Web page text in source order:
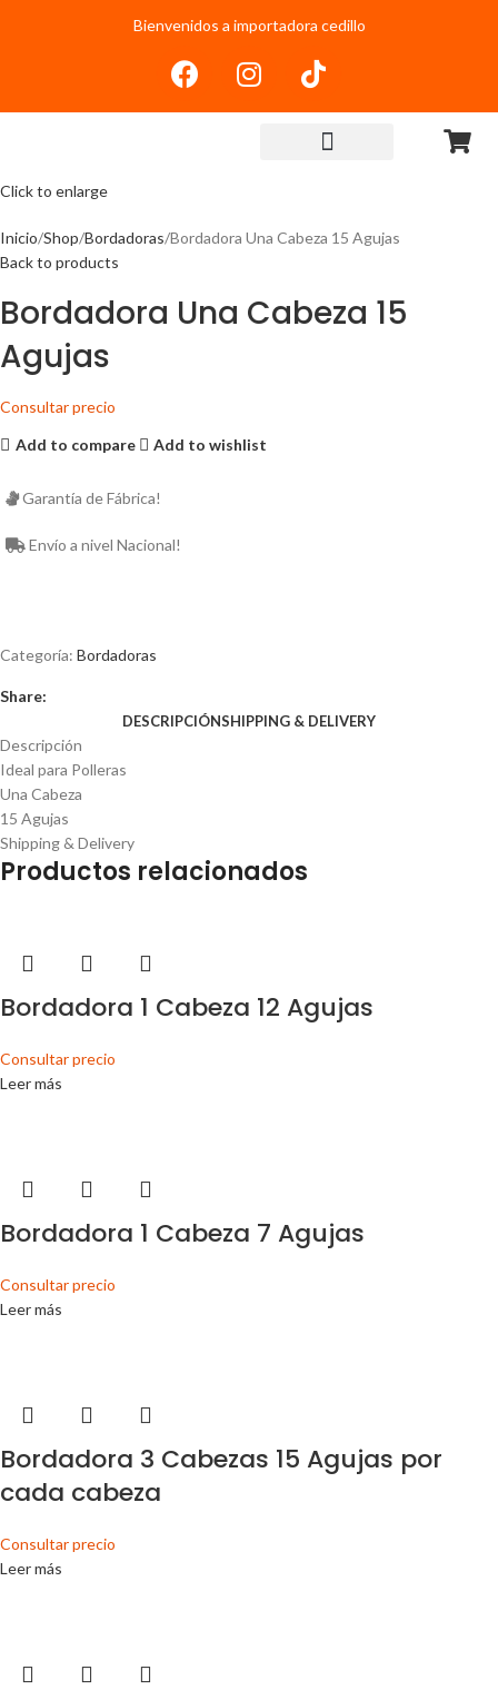
Bienvenidos a importadora cedillo
Click to enlarge
Inicio Shop Bordadoras Bordadora Una Cabeza 15 Agujas
Back to products
Bordadora Una Cabeza 15
Agujas
Consultar precio
Add to compare
Add to wishlist
Garantía de Fábrica!
Envío a nivel Nacional!
Categoría: Bordadoras
Share:
DESCRIPCIÓNSHIPPING & DELIVERY
Descripción
Ideal para Polleras
Una Cabeza
15 Agujas
Shipping & Delivery
Productos relacionados
Bordadora 1 Cabeza 12 Agujas
Consultar precio
Leer más
Bordadora 1 Cabeza 7 Agujas
Consultar precio
Leer más
Bordadora 3 Cabezas 15 Agujas por
cada cabeza
Consultar precio
Leer más